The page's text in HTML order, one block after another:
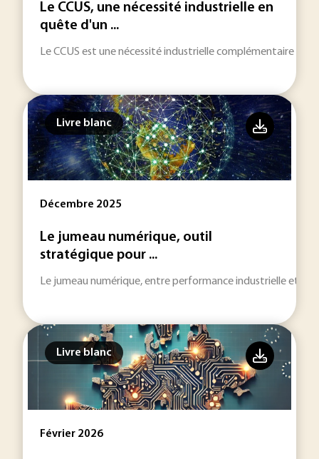
Le CCUS, une nécessité industrielle en
quête d'un ...
Le CCUS est une nécessité industrielle complémentaire
Livre blanc
Décembre 2025
Le jumeau numérique, outil
stratégique pour ...
Le jumeau numérique, entre performance industrielle et
Livre blanc
Février 2026